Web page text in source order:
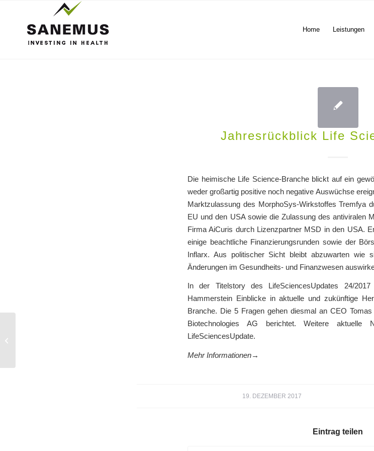
Home Leistungen
Jahresrückblick Life
Die heimische Life Science-Branche blickt auf ein
weder großartig positive noch negative Auswüchse
Marktzulassung des MorphoSys-Wirkstoffes Tremfya
EU und den USA sowie die Zulassung des antiviralen
Firma AiCuris durch Lizenzpartner MSD in den USA.
einige beachtliche Finanzierungsrunden sowie der
Inflarx. Aus politischer Sicht bleibt abzuwarten wie
Änderungen im Gesundheits- und Finanzwesen
In der Titelstory des LifeSciencesUpdates 24/
Hammerstein Einblicke in aktuelle und zukünftige
Branche. Die 5 Fragen gehen diesmal an CEO
Biotechnologies AG berichtet. Weitere
LifeSciencesUpdate.
Mehr Informationen→
19. DEZEMBER 2017
Eintrag teilen